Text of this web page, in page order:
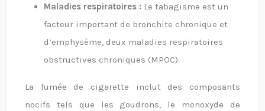
Maladies respiratoires : Le tabagisme est un
facteur important de bronchite chronique et
d’emphysème, deux maladies respiratoires
obstructives chroniques (MPOC).
La fumée de cigarette inclut des composants
nocifs tels que les goudrons, le monoxyde de